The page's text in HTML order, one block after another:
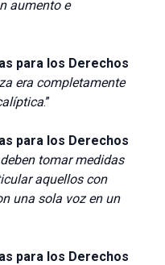
aumento e
para los Derechos
era completamente
.”
para los Derechos
tomar medidas
aquellos con
una sola voz en un
para los Derechos